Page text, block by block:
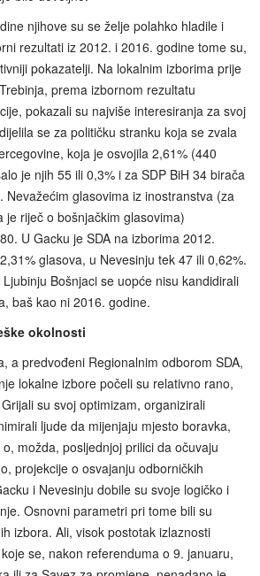
njihove su se želje polahko hladile i
rezultati iz 2012. i 2016. godine tome su,
pokazatelji. Na lokalnim izborima prije
prema izbornom rezultatu
pokazali su najviše interesiranja za svoj
se za političku stranku koja se zvala
koja je osvojila 2,61% (440
je njih 55 ili 0,3% i za SDP BiH 34 birača
Nevažećim glasovima iz inostranstva (za
je riječ o bošnjačkim glasovima)
U Gacku je SDA na izborima 2012.
glasova, u Nevesinju tek 47 ili 0,62%.
Bošnjaci se uopće nisu kandidirali
baš kao ni 2016. godine.
okolnosti
a predvođeni Regionalnim odborom SDA,
lokalne izbore počeli su relativno rano,
su svoj optimizam, organizirali
ljude da mijenjaju mjesto boravka,
možda, posljednjoj prilici da očuvaju
projekcije o osvajanju odborničkih
i Nevesinju dobile su svoje logičko i
Osnovni parametri pri tome bili su
izbora. Ali, visok postotak izlaznosti
se, nakon referenduma o 9. januaru,